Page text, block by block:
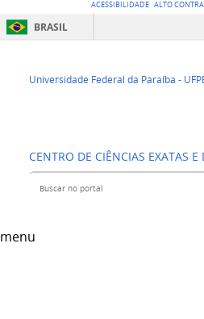
ACESSIBILIDADE ALTO
BRASIL
Universidade Federal da Paraíba -
CENTRO DE CIÊNCIAS EXATAS
Buscar no portal
menu